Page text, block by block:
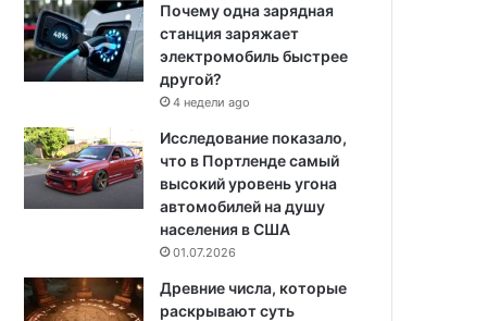
Почему одна зарядная
станция заряжает
электромобиль быстрее
другой?
4 недели ago
Исследование показало,
что в Портленде самый
высокий уровень угона
автомобилей на душу
населения в США
01.07.2026
Древние числа, которые
раскрывают суть